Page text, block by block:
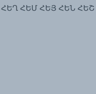
ՀԵՂ ՀԵՄ ՀԵՅ ՀԵՆ ՀԵՇ